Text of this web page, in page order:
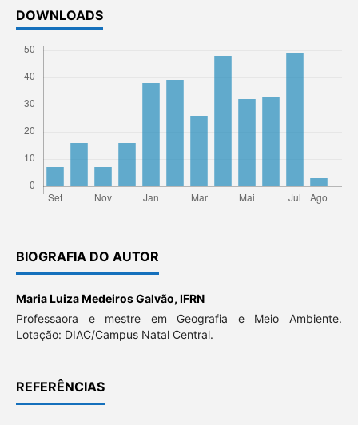
DOWNLOADS
BIOGRAFIA DO AUTOR
Maria Luiza Medeiros Galvão, IFRN
Professaora e mestre em Geografia e Meio Ambiente.
Lotação: DIAC/Campus Natal Central.
REFERÊNCIAS